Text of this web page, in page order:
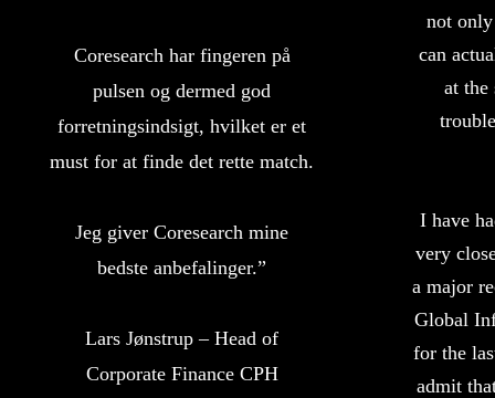
Coresearch har fingeren på
pulsen og dermed god
forretningsindsigt, hvilket er et
must for at finde det rette match.
Jeg giver Coresearch mine
bedste anbefalinger.”
Lars Jønstrup – Head of
Corporate Finance CPH
not
can
at the
I have
very
a major
Global
for the
admit